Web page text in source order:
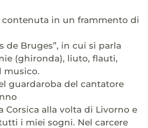
contenuta in un frammento di
de Bruges”, in cui si parla
(ghironda), liuto, flauti,
musico.
guardaroba del cantatore
Corsica alla volta di Livorno e
i miei sogni. Nel carcere